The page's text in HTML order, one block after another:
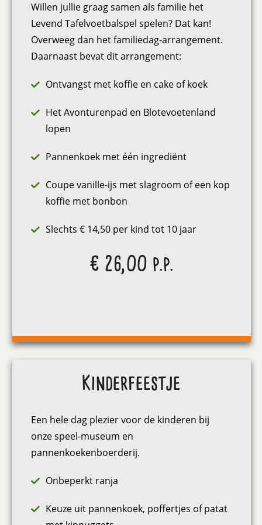
Willen jullie graag samen als familie het
Levend Tafelvoetbalspel spelen? Dat kan!
Overweeg dan het familiedag-arrangement.
Daarnaast bevat dit arrangement:
Ontvangst met koffie en cake of koek
Het Avonturenpad en Blotevoetenland
lopen
Pannenkoek met één ingrediënt
Coupe vanille-ijs met slagroom of een kop
koffie met bonbon
Slechts € 14,50 per kind tot 10 jaar
€ 26,00 p.p.
Kinderfeestje
Een hele dag plezier voor de kinderen bij
onze speel-museum en
pannenkoekenboerderij.
Onbeperkt ranja
Keuze uit pannenkoek, poffertjes of patat